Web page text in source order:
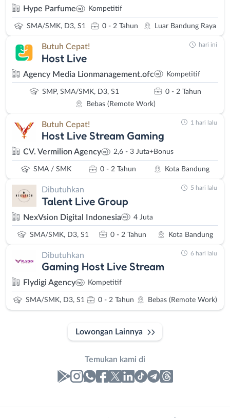
Hype Parfume Kompetitif
SMA/SMK, D3, S1 0 - 2 Tahun Luar Bandung Raya
Butuh Cepat!
Host Live
Agency Media Lionmanagement.ofc Kompetitif
SMP, SMA/SMK, D3, S1
0 - 2 Tahun
Bebas (Remote Work)
hari ini
Butuh Cepat!
Host Live Stream Gaming
CV. Vermilion Agency 2,6 - 3 Juta+Bonus
SMA / SMK 0 - 2 Tahun Kota Bandung
1 hari lalu
Dibutuhkan
Talent Live Group
NexVsion Digital Indonesia 4 Juta
SMA/SMK, D3, S1 0 - 2 Tahun Kota Bandung
5 hari lalu
Dibutuhkan
Gaming Host Live Stream
Flydigi Agency Kompetitif
SMA/SMK, D3, S1 0 - 2 Tahun Bebas (Remote Work)
6 hari lalu
Lowongan Lainnya
Temukan kami di